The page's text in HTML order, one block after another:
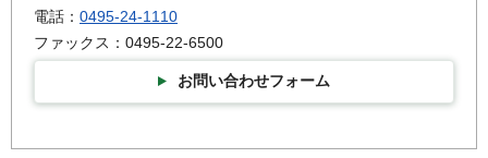
電話： 0495-24-1110
ファックス：0495-22-6500
お問い合わせフォーム